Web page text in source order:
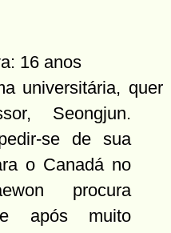
16 anos
universitária,
Seongjun.
se de sua
o Canadá no
procura
após muito